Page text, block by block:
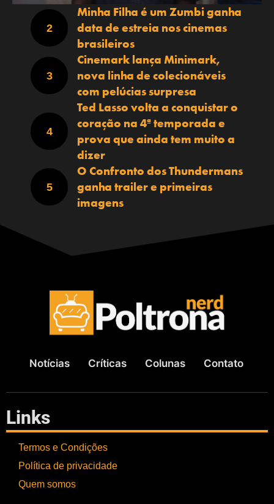
Minha Filha é um Zumbi ganha
data de estreia nos cinemas
brasileiros
Cinemark lança Minimark,
nova linha de colecionáveis
com pelúcias surpresa
Ted Lasso volta a conquistar o
coração na 4ª temporada e
prova que ainda tem muito a
dizer
O Confronto dos Thundermans
ganha trailer e primeiras
imagens
Notícias Críticas Colunas Contato
Links
Termos e Condições
Política de privacidade
Quem somos